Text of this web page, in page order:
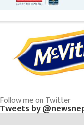
Follow me on Twitter
Tweets by